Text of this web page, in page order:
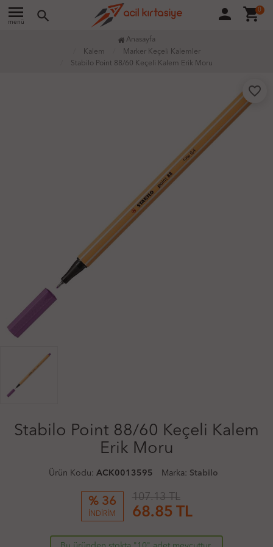
menu
menü search person shopping_cart
0
Anasayfa
Kalem
Marker Keçeli Kalemler
Stabilo Point 88/60 Keçeli Kalem Erik Moru
favorite_border
Stabilo Point 88/60 Keçeli Kalem
Erik Moru
Ürün Kodu: ACK0013595 Marka: Stabilo
% 36
İNDİRİM
107.13 TL
68.85 TL